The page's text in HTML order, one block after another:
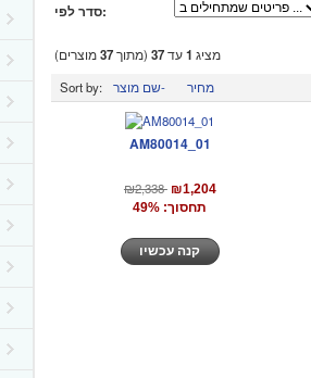
סדר לפי:
מציג 1עד37(מתוך37מוצרים)
Sort by:
שם מוצר- מחיר
AM80014_01
₪2,338 ₪1,204
תחסוך: 49%